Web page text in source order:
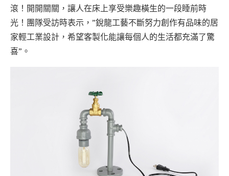
滾！開開關關，讓人在床上享受樂趣橫生的一段睡前時
光！團隊受訪時表示，”銳龍工藝不斷努力創作有品味的居
家輕工業設計，希望客製化能讓每個人的生活都充滿了驚
喜”。